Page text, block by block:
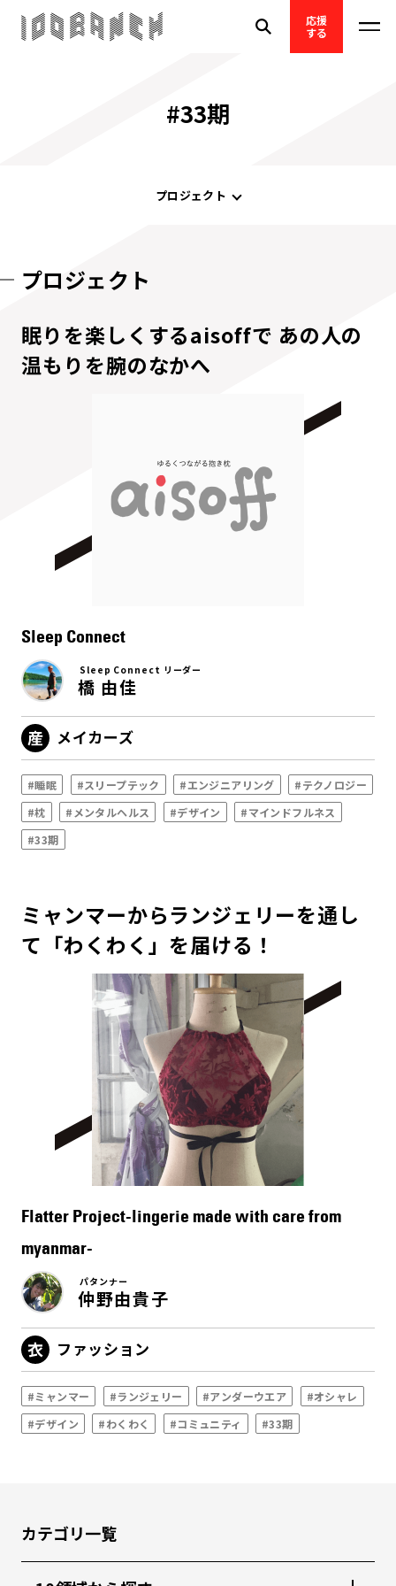
応援
する
#33期
プロジェクト
プロジェクト
眠りを楽しくするaisoffで あの人の
温もりを腕のなかへ
Sleep Connect
Sleep Connect リーダー
橋 由佳
メイカーズ
#睡眠 #スリープテック #エンジニアリング
#テクノロジー
#枕
#メンタルヘルス #デザイン
#マインドフルネス
#33期
ミャンマーからランジェリーを通し
て「わくわく」を届ける！
Flatter Project-lingerie made with care from
myanmar-
パタンナー
仲野由貴子
ファッション
#ミャンマー #ランジェリー #アンダーウエア
#オシャレ
#デザイン
#わくわく #コミュニティ #33期
カテゴリ一覧